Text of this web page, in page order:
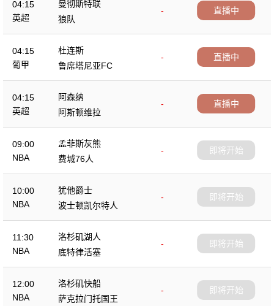
04:15
英超
曼彻斯特联
-
狼队
直播中
04:15
葡甲
杜连斯
-
鲁席塔尼亚FC
直播中
04:15
英超
阿森纳
-
阿斯顿维拉
直播中
09:00
NBA
孟菲斯灰熊
-
费城76人
即将开始
10:00
NBA
犹他爵士
-
波士顿凯尔特人
即将开始
11:30
NBA
洛杉矶湖人
-
底特律活塞
即将开始
12:00
NBA
洛杉矶快船
-
萨克拉门托国王
即将开始